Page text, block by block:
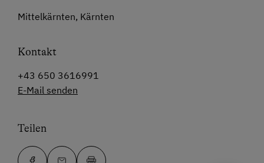
Mittelkärnten, Kärnten
Kontakt
+43 650 3616991
E-Mail senden
Teilen